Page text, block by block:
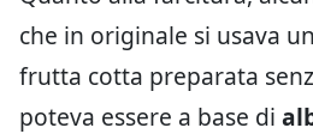
che in originale si usava
frutta cotta preparata
poteva essere a base di